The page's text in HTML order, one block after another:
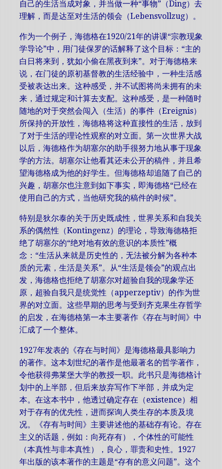
自己的生活当成对象，并当做一种“事物”（Ding）去
理解，而是达至对生活的领会（Lebensvollzug）。
作为一个例子，海德格在1920/21年的讲课“宗教现象
学导论”中，用门徒保罗的话解释了这个目标：“主的
白日将来到，犹如小偷在黑夜到来”。对于海德格来
说，在门徒的原初基督教的生活经验中，一种生活感
受被表达出来。这种感受，并不试图将尚未拥有的未
来，通过规定和计算去支配。这种感受，是一种随时
随地的对于突然会闯入（生活）的事件（Ereignis）
所保持的开放性，海德格将这种直接性的生活，放到
了对于生活的理论性观察的对立面。第一次世界大战
以后，海德格作为胡塞尔的助手很努力地从事于现象
学的方法。胡塞尔让他看其还未公开的稿件，并且希
望海德格成为他的好学生。但海德格却追随了自己的
兴趣，胡塞尔也注意到如下事实，即海德格“已经在
使用自己的方式，当他研究我的稿件的时候”。
特别是狄尔泰的关于历史既成性，世界关系和自我关
系的偶然性（Kontingenz）的理论，导致海德格拒
绝了胡塞尔的“绝对地有效的意识的本质性”概
念：“生活从来就是历史性的，无法被分解为各种本
质的元素，生活是关系”。从“生活是领会”的观点出
发，海德格也拒绝了胡塞尔对超验自我的现象学还
原，超验自我只是统觉性（apperzeptiv）的作为世
界的对立面。这些早期的思考与受到齐克果生存哲学
的启发，在海德格第一本主要著作《存在与时间》中
汇成了一个整体。
1927年发表的《存在与时间》是海德格最具影响力
的著作。这本划世纪的著作是他最著名的哲学著作，
令他获得弗莱堡大学的教授一职。此书只是海德格计
划中的上半部，但后来放弃写作下半部，并成为定
本。在这本书中，他透过确定存在（existence）相
对于存有的优先性，进而探询人类生存的本质及境
况。《存有与时间》主要讲述他的基础存有论。存在
主义的话题，例如：向死存有），个体性的可能性
（本真性与非本真性），良心，罪责和史性。1927
年出版的该本著作的主题是“存有的意义问题”。这个